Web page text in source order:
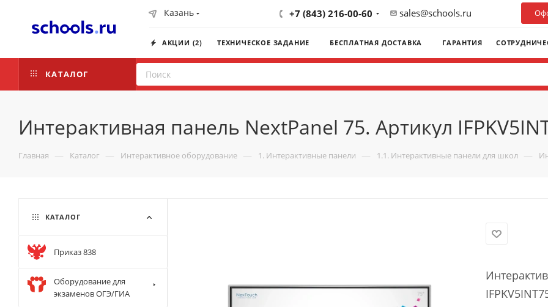
Казань +7 (843) 216-00-60 sales@schools.ru
АКЦИИ (2) ТЕХНИЧЕСКОЕ ЗАДАНИЕ БЕСПЛАТНАЯ ДОСТАВКА ГАРАНТИЯ
КАТАЛОГ
Интерактивная панель NextPanel 75. Артикул
Главная — Каталог — Интерактивное оборудование — 1. Интерактивные панели — 1.1. Интерактивные панели для школ —
КАТАЛОГ
Приказ 838
Оборудование для
экзаменов ОГЭ/ГИА